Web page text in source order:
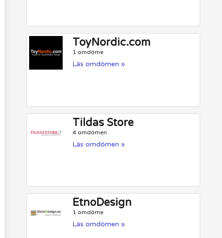
ToyNordic.com
1 omdöme
Läs omdömen »
Tildas Store
4 omdömen
Läs omdömen »
EtnoDesign
1 omdöme
Läs omdömen »